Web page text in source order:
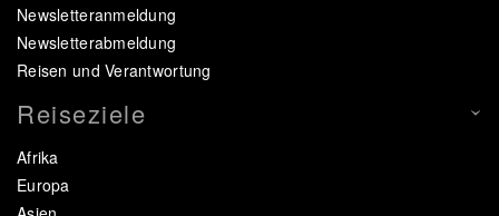
Newsletteranmeldung
Newsletterabmeldung
Reisen und Verantwortung
Reiseziele
Afrika
Europa